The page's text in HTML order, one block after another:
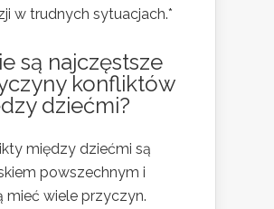
w trudnych sytuacjach.*
są najczęstsze
konfliktów
dziećmi?
między dziećmi są
powszechnym i
mieć wiele przyczyn.